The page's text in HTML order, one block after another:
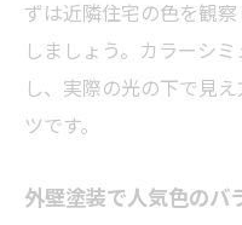
ずは近隣住宅の色を観
しましょう。カラーシ
し、実際の光の下で見
ツです。
外壁塗装で人気色のバ